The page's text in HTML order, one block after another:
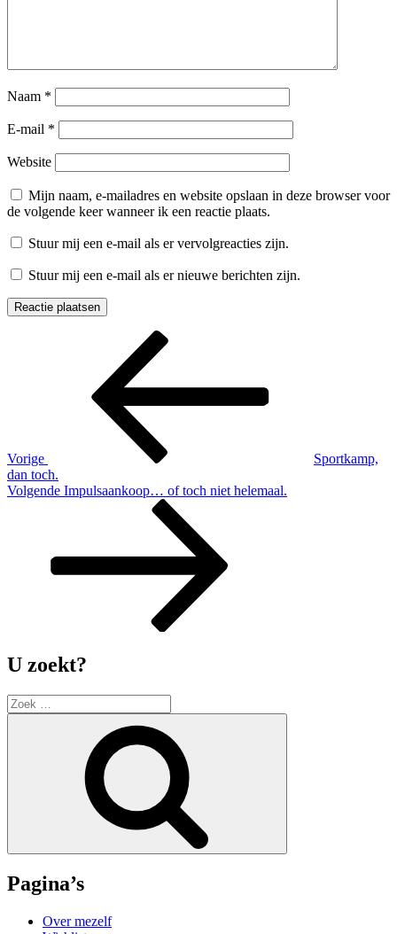
Naam *
E-mail *
Website
Mijn naam, e-mailadres en website opslaan in deze browser voor
de volgende keer wanneer ik een reactie plaats.
Stuur mij een e-mail als er vervolgreacties zijn.
Stuur mij een e-mail als er nieuwe berichten zijn.
Berichtnavigatie
Vorige
Sportkamp,
dan toch.
Volgend
Volgende Impulsaankoop… of toch niet helemaal.
U zoekt?
Zoek
naar:
Pagina’s
Over mezelf